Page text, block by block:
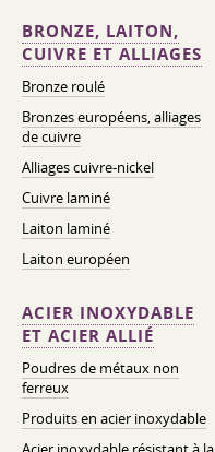
BRONZE, LAITON,
CUIVRE ET ALLIAGES
Bronze roulé
Bronzes européens, alliages
de cuivre
Alliages cuivre-nickel
Cuivre laminé
Laiton laminé
Laiton européen
ACIER INOXYDABLE
ET ACIER ALLIÉ
Poudres de métaux non
ferreux
Produits en acier inoxydable